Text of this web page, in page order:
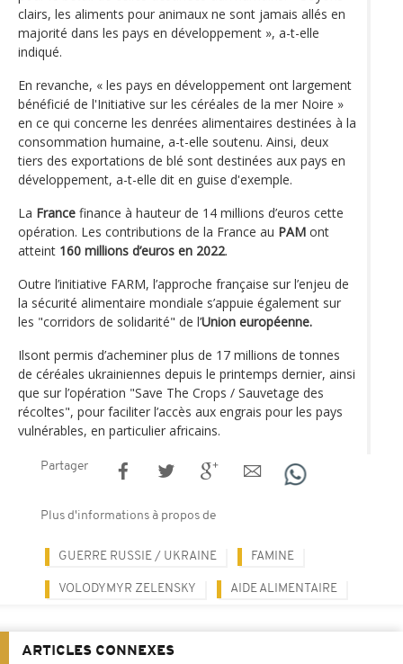
clairs, les aliments pour animaux ne sont jamais allés en
majorité dans les pays en développement », a-t-elle
indiqué.
En revanche, « les pays en développement ont largement
bénéficié de l'Initiative sur les céréales de la mer Noire »
en ce qui concerne les denrées alimentaires destinées à la
consommation humaine, a-t-elle soutenu. Ainsi, deux
tiers des exportations de blé sont destinées aux pays en
développement, a-t-elle dit en guise d'exemple.
La France finance à hauteur de 14 millions d’euros cette
opération. Les contributions de la France au PAM ont
atteint 160 millions d’euros en 2022.
Outre l’initiative FARM, l’approche française sur l’enjeu de
la sécurité alimentaire mondiale s’appuie également sur
les "corridors de solidarité" de l’Union européenne.
Ilsont permis d’acheminer plus de 17 millions de tonnes
de céréales ukrainiennes depuis le printemps dernier, ainsi
que sur l’opération "Save The Crops / Sauvetage des
récoltes", pour faciliter l’accès aux engrais pour les pays
vulnérables, en particulier africains.
Partager
Plus d'informations à propos de
GUERRE RUSSIE / UKRAINE FAMINE
VOLODYMYR ZELENSKY AIDE ALIMENTAIRE
ARTICLES CONNEXES